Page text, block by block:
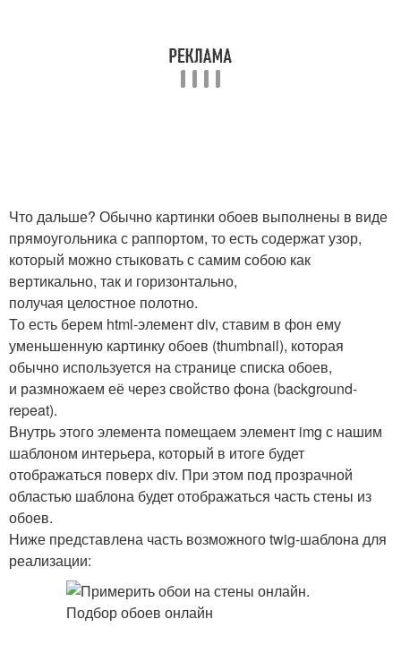
Что дальше? Обычно картинки обоев выполнены в виде
прямоугольника с раппортом, то есть содержат узор,
который можно стыковать с самим собою как
вертикально, так и горизонтально,
получая целостное полотно.
То есть берем html-элемент div, ставим в фон ему
уменьшенную картинку обоев (thumbnail), которая
обычно используется на странице списка обоев,
и размножаем её через свойство фона (background-
repeat).
Внутрь этого элемента помещаем элемент img с нашим
шаблоном интерьера, который в итоге будет
отображаться поверх div. При этом под прозрачной
областью шаблона будет отображаться часть стены из
обоев.
Ниже представлена часть возможного twig-шаблона для
реализации: